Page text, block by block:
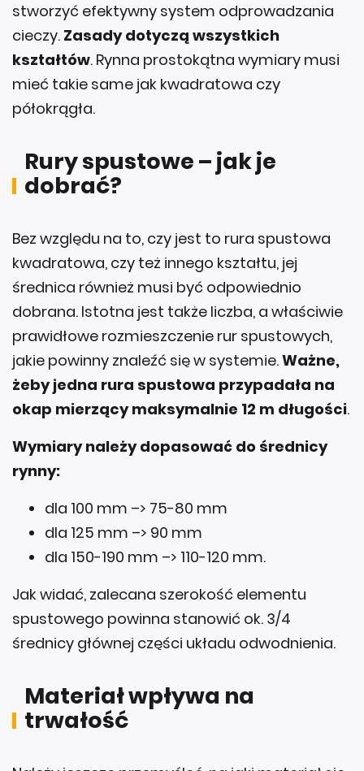
stworzyć efektywny system odprowadzania
cieczy. Zasady dotyczą wszystkich
kształtów. Rynna prostokątna wymiary musi
mieć takie same jak kwadratowa czy
półokrągła.
Rury spustowe – jak je
dobrać?
Bez względu na to, czy jest to rura spustowa
kwadratowa, czy też innego kształtu, jej
średnica również musi być odpowiednio
dobrana. Istotna jest także liczba, a właściwie
prawidłowe rozmieszczenie rur spustowych,
jakie powinny znaleźć się w systemie.Ważne,
żeby jedna rura spustowa przypadała na
okap mierzący maksymalnie 12 m długości.
Wymiary należy dopasować do średnicy
rynny:
dla 100 mm –> 75-80 mm
dla 125 mm –> 90 mm
dla 150-190 mm –> 110-120 mm.
Jak widać, zalecana szerokość elementu
spustowego powinna stanowić ok. 3/4
średnicy głównej części układu odwodnienia.
Materiał wpływa na
trwałość